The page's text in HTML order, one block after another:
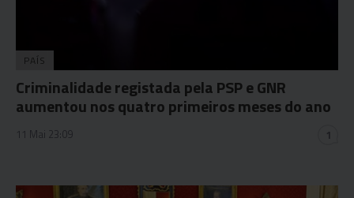
PAÍS
Criminalidade registada pela PSP e GNR
aumentou nos quatro primeiros meses do ano
11 Mai 23:09 1